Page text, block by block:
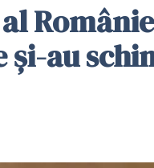
și-au